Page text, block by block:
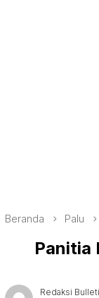
Beranda Palu
Panitia
Redaksi